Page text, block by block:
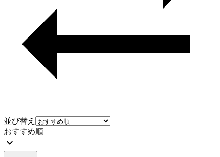
並び替え
おすすめ順